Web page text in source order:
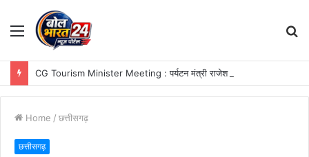
Menu
Home / छत्तीसगढ़
छत्तीसगढ़